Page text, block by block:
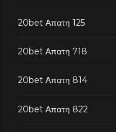
20bet Απατη 125
20bet Απατη 718
20bet Απατη 814
20bet Απατη 822